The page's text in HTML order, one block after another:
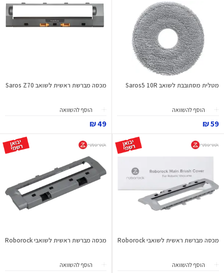
מטלית מסתובבת לשואב Saros5 10R
הוסף להשוואה
59 ₪
מכסה מברשת ראשית לשואב Saros Z70
הוסף להשוואה
49 ₪
מכסה מברשת ראשית לשואבי Roborock
הוסף להשוואה
מכסה מברשת ראשית לשואבי Roborock
הוסף להשוואה